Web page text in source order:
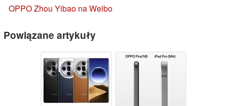
OPPO Zhou Yibao na Weibo
Powiązane artykuły